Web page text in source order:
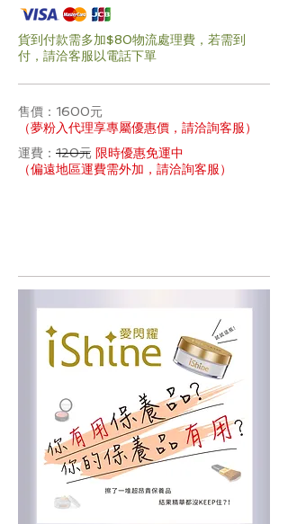
貨到付款需多加$80物流處理費，若需到
付，請洽客服以電話下單
售價：1600元
（夢粉入代理享專屬優惠價，請洽詢客服）
運費：120元 限時優惠免運中
（偏遠地區運費需外加，請洽詢客服）